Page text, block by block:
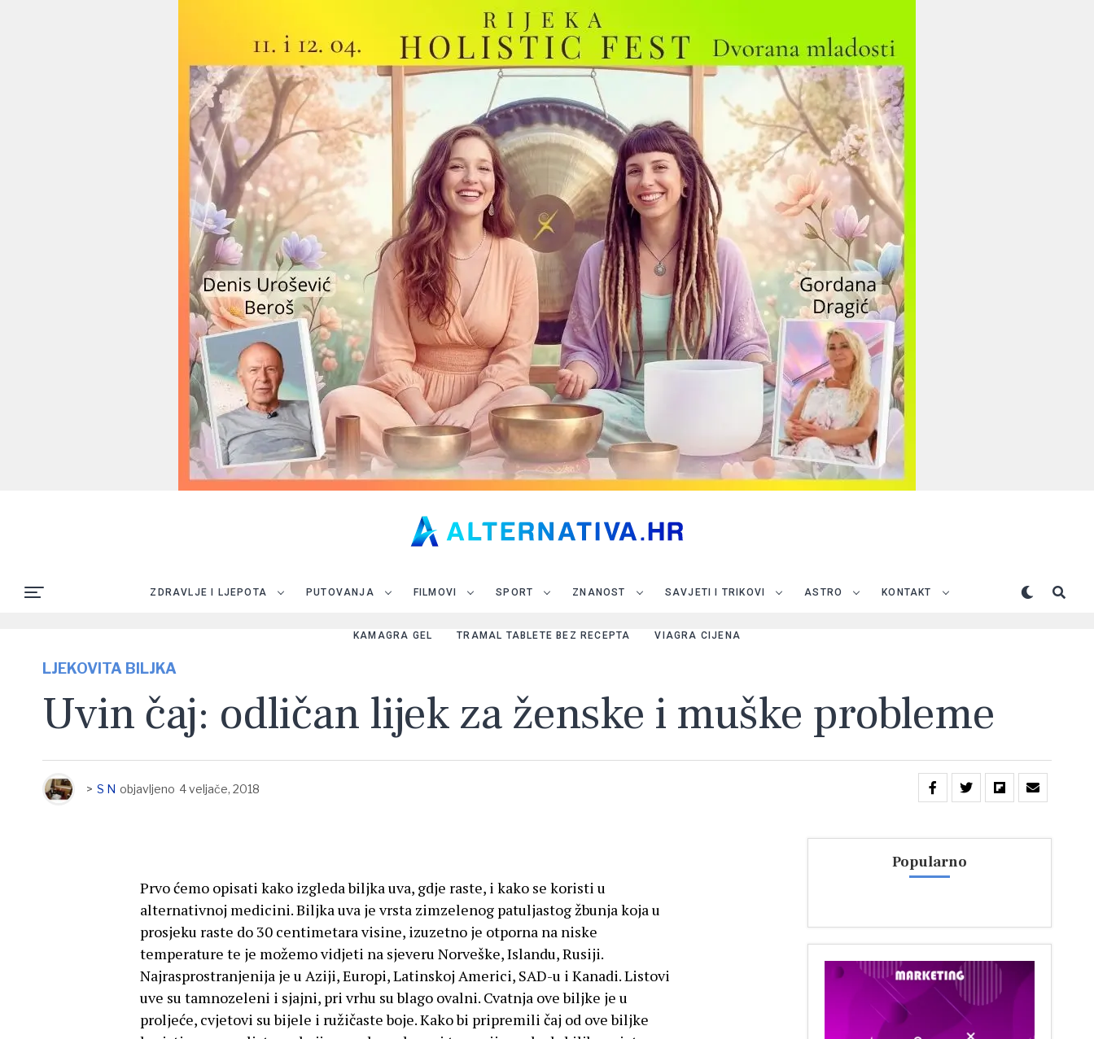
ZDRAVLJE I LJEPOTA PUTOVANJA FILMOVI SPORT ZNANOST SAVJETI I TRIKOVI ASTRO KONTAKT
KAMAGRA GEL TRAMAL TABLETE BEZ RECEPTA VIAGRA CIJENA
LJEKOVITA BILJKA
Uvin čaj: odličan lijek za ženske i muške probleme
> S N objavljeno 4 veljače, 2018
Prvo ćemo opisati kako izgleda biljka uva, gdje raste, i kako se koristi u
alternativnoj medicini. Biljka uva je vrsta zimzelenog patuljastog žbunja koja u
prosjeku raste do 30 centimetara visine, izuzetno je otporna na niske
temperature te je možemo vidjeti na sjeveru Norveške, Islandu, Rusiji.
Najrasprostranjenija je u Aziji, Europi, Latinskoj Americi, SAD-u i Kanadi. Listovi
uve su tamnozeleni i sjajni, pri vrhu su blago ovalni. Cvatnja ove biljke je u
proljeće, cvjetovi su bijele i ružičaste boje. Kako bi pripremili čaj od ove biljke
Popularno